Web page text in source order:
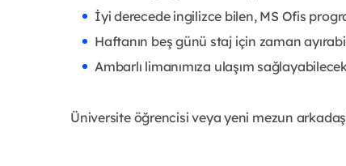
İyi derecede ingilizce bilen, MS Ofis
Haftanın beş günü staj için zaman
Ambarlı limanımıza ulaşım
Üniversite öğrencisi veya yeni mezun